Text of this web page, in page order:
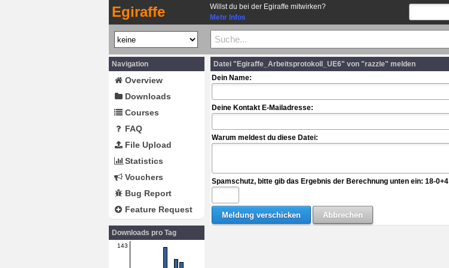
Egiraffe
Willst du bei der Egiraffe mitwirken?
Mehr Infos
Navigation
Overview
Downloads
Courses
FAQ
File Upload
Statistics
Vouchers
Bug Report
Feature Request
Downloads pro Tag
143
Datei "Egiraffe_Arbeitsprotokoll_UE6" von "razzle" melden
Dein Name:
Deine Kontakt E-Mailadresse:
Warum meldest du diese Datei:
Spamschutz, bitte gib das Ergebnis der Berechnung unten ein: 18-0+4